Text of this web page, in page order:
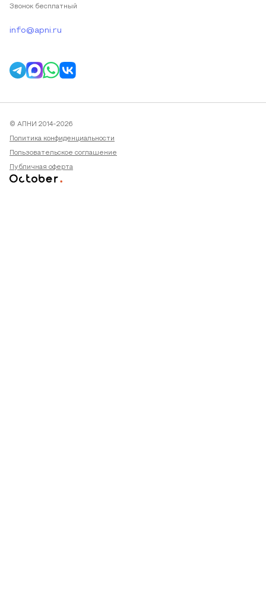
Звонок бесплатный
info@apni.ru
© АПНИ 2014-2026
Политика конфиденциальности
Пользовательское соглашение
Публичная оферта